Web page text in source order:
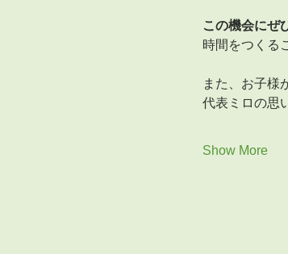
この機会にぜ
時間をつくる
また、お子様
代表ミロの思
Show More